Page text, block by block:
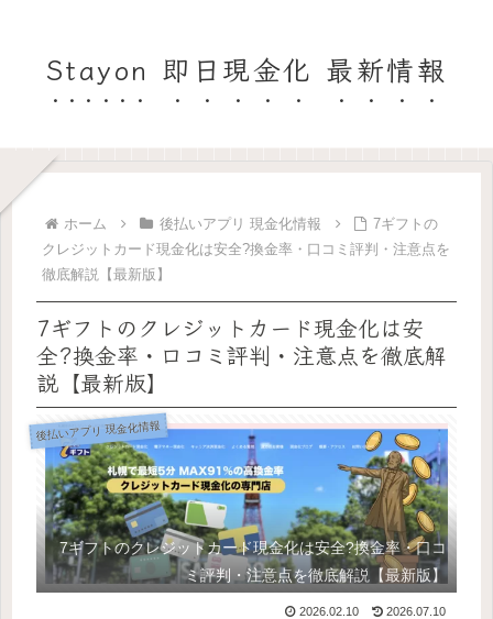
Stayon 即日現金化 最新情報
ホーム 後払いアプリ 現金化情報
7ギフトの
クレジットカード現金化は安全?換金率・口コミ評判・注意点を
徹底解説【最新版】
7ギフトのクレジットカード現金化は安
全?換金率・口コミ評判・注意点を徹底解
説【最新版】
後払いアプリ 現金化情報
7ギフトのクレジットカード現金化は安全?換金率・口コ
ミ評判・注意点を徹底解説【最新版】
2026.02.10 2026.07.10